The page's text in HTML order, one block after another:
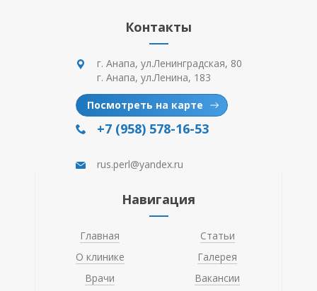
Навигация
Главная
О клинике
Врачи
Статьи
Галерея
Вакансии
Контакты
г. Анапа, ул.Ленинградская, 80
г. Анапа, ул.Ленина, 183
Посмотреть на карте
+7 (958) 578-16-53
rus.perl@yandex.ru